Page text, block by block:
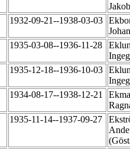
1932-09-21--1938-03-03
1935-03-08--1936-11-28
1935-12-18--1936-10-03
1934-08-17--1938-12-21
1935-11-14--1937-09-27